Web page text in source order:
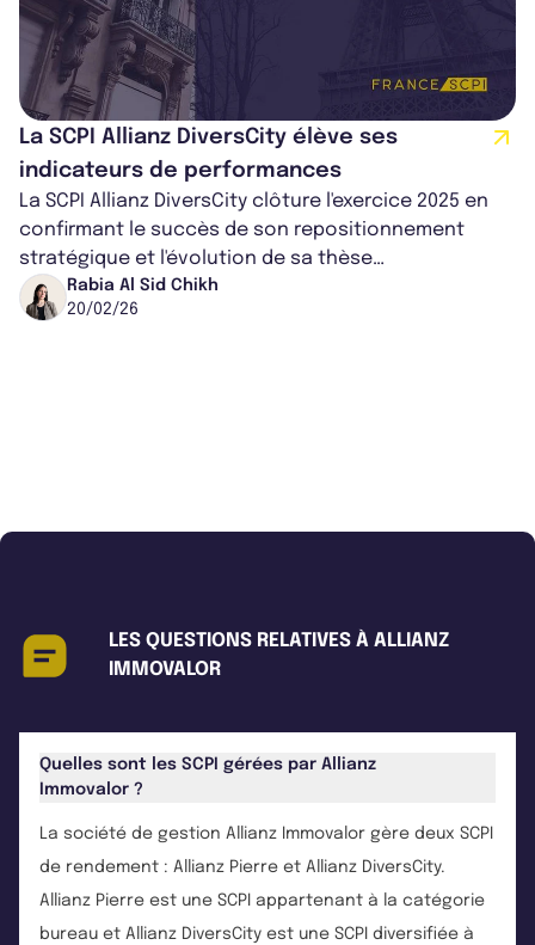
La SCPI Allianz DiversCity élève ses
indicateurs de performances
La SCPI Allianz DiversCity clôture l'exercice 2025 en
confirmant le succès de son repositionnement
stratégique et l'évolution de sa thèse
d'investissement. Avec un taux de distribu...
Rabia Al Sid Chikh
20/02/26
LES QUESTIONS RELATIVES À ALLIANZ
IMMOVALOR
Quelles sont les SCPI gérées par Allianz
Immovalor ?
La société de gestion Allianz Immovalor gère deux SCPI
de rendement : Allianz Pierre et Allianz DiversCity.
Allianz Pierre est une SCPI appartenant à la catégorie
bureau et Allianz DiversCity est une SCPI diversifiée à